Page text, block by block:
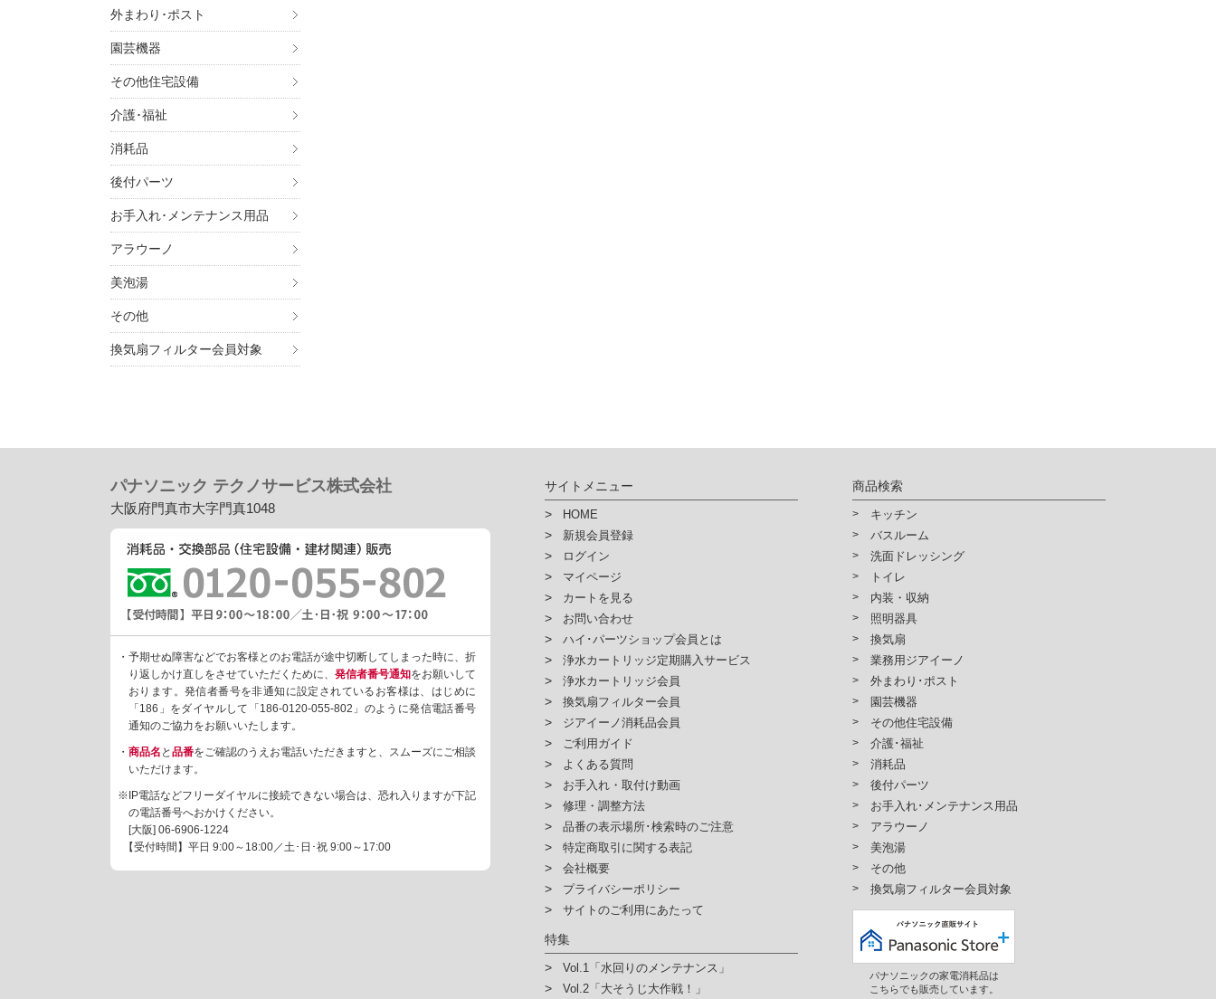
外まわり･ポスト
園芸機器
その他住宅設備
介護･福祉
消耗品
後付パーツ
お手入れ･メンテナンス用品
アラウーノ
美泡湯
その他
換気扇フィルター会員対象
・個人情報保護法に基づく公表事項
パナソニック テクノサービス株式会社
大阪府門真市大字門真1048
・予期せぬ障害などでお客様とのお電話が途中切断してしまった時に、折
り返しかけ直しをさせていただくために、 発信者番号通知をお願いして
おります。発信者番号を非通知に設定されているお客様は、はじめに
「186」をダイヤルして「186-0120-055-802」のように発信電話番号
通知のご協力をお願いいたします。
・ 商品名 と 品番をご確認のうえお電話いただきますと、スムーズにご相談
いただけます。
※IP電話などフリーダイヤルに接続できない場合は、恐れ入りますが下記
の電話番号へおかけください。
[大阪] 06-6906-1224
【受付時間】平日 9:00～18:00／土･日･祝 9:00～17:00
サイトメニュー
HOME
新規会員登録
ログイン
マイページ
カートを見る
お問い合わせ
ハイ･パーツショップ会員とは
浄水カートリッジ定期購入サービス
浄水カートリッジ会員
換気扇フィルター会員
ジアイーノ消耗品会員
ご利用ガイド
よくある質問
お手入れ・取付け動画
修理・調整方法
品番の表示場所･検索時のご注意
特定商取引に関する表記
会社概要
プライバシーポリシー
サイトのご利用にあたって
特集
Vol.1「水回りのメンテナンス」
Vol.2「大そうじ大作戦！」
商品検索
キッチン
バスルーム
洗面ドレッシング
トイレ
内装・収納
照明器具
換気扇
業務用ジアイーノ
外まわり･ポスト
園芸機器
その他住宅設備
介護･福祉
消耗品
後付パーツ
お手入れ･メンテナンス用品
アラウーノ
美泡湯
その他
換気扇フィルター会員対象
パナソニックの家電消耗品は
こちらでも販売しています。